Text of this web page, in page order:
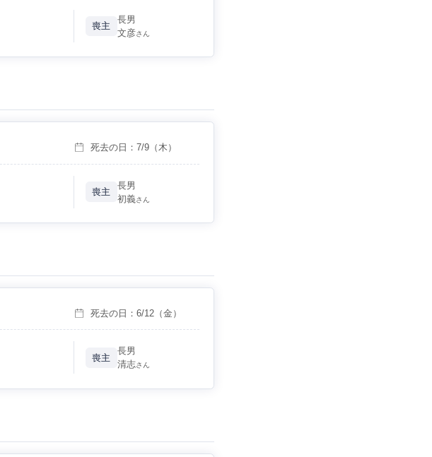
喪主
長男
文彦さん
死去の日： 7/9（木）
喪主
長男
初義さん
死去の日： 6/12（金）
喪主
長男
清志さん